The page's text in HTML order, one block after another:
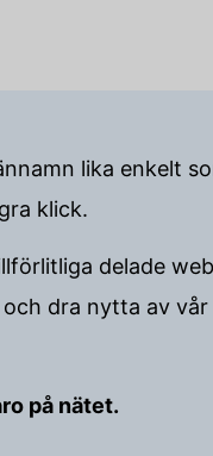
lika enkelt
klick.
delade
dra nytta av
på nätet.